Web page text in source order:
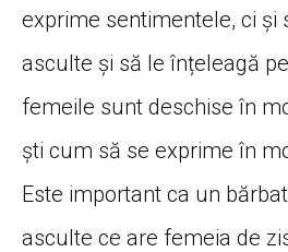
exprime sentimentele, ci și
asculte și să le înțeleagă
femeile sunt deschise în
ști cum să se exprime în
Este important ca un
asculte ce are femeia de